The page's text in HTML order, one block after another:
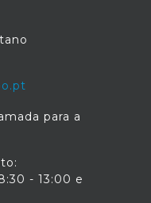
ou
18h00,
Senhora da
o Violino e
social,
de
dificuldade
na
para a
- 13:00 e